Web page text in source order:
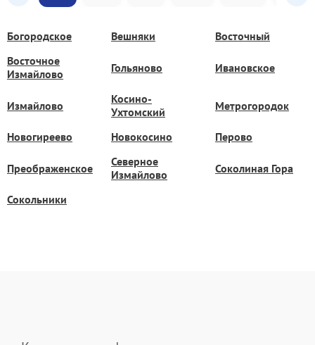
Богородское Вешняки
Восточный
Восточное
Измайлово
Гольяново Ивановское
Измайлово
Косино-
Ухтомский
Метрогородок
Новогиреево Новокосино Перово
Преображенское
Северное
Измайлово
Соколиная Гора
Сокольники